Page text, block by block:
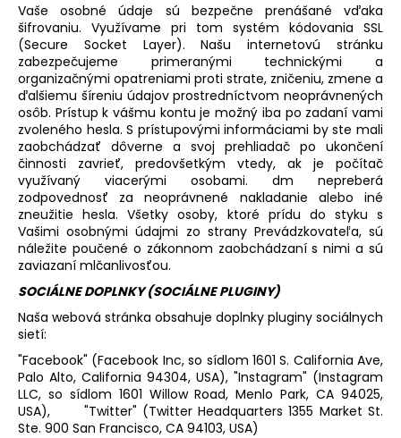
Vaše osobné údaje sú bezpečne prenášané vďaka
šifrovaniu. Využívame pri tom systém kódovania SSL
(Secure Socket Layer). Našu internetovú stránku
zabezpečujeme primeranými technickými a
organizačnými opatreniami proti strate, zničeniu, zmene a
ďalšiemu šíreniu údajov prostredníctvom neoprávnených
osôb. Prístup k vášmu kontu je možný iba po zadaní vami
zvoleného hesla. S prístupovými informáciami by ste mali
zaobchádzať dôverne a svoj prehliadač po ukončení
činnosti zavrieť, predovšetkým vtedy, ak je počítač
využívaný viacerými osobami. dm nepreberá
zodpovednosť za neoprávnené nakladanie alebo iné
zneužitie hesla. Všetky osoby, ktoré prídu do styku s
Vašimi osobnými údajmi zo strany Prevádzkovateľa, sú
náležite poučené o zákonnom zaobchádzaní s nimi a sú
zaviazaní mlčanlivosťou.
SOCIÁLNE DOPLNKY (SOCIÁLNE PLUGINY)
Naša webová stránka obsahuje doplnky pluginy sociálnych
sietí:
"Facebook" (Facebook Inc, so sídlom 1601 S. California Ave,
Palo Alto, California 94304, USA), "Instagram" (Instagram
LLC, so sídlom 1601 Willow Road, Menlo Park, CA 94025,
USA), "Twitter" (Twitter Headquarters 1355 Market St.
Ste. 900 San Francisco, CA 94103, USA)